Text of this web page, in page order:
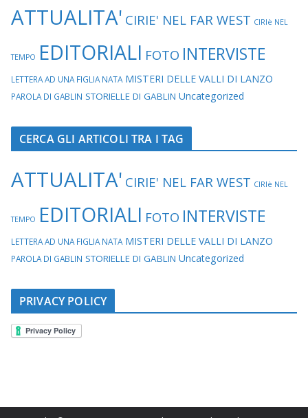
ATTUALITA' CIRIE' NEL FAR WEST CIRIè NEL
TEMPO EDITORIALI FOTO INTERVISTE
LETTERA AD UNA FIGLIA NATA MISTERI DELLE VALLI DI LANZO
PAROLA DI GABLIN STORIELLE DI GABLIN Uncategorized
CERCA GLI ARTICOLI TRA I TAG
ATTUALITA' CIRIE' NEL FAR WEST CIRIè NEL
TEMPO EDITORIALI FOTO INTERVISTE
LETTERA AD UNA FIGLIA NATA MISTERI DELLE VALLI DI LANZO
PAROLA DI GABLIN STORIELLE DI GABLIN Uncategorized
PRIVACY POLICY